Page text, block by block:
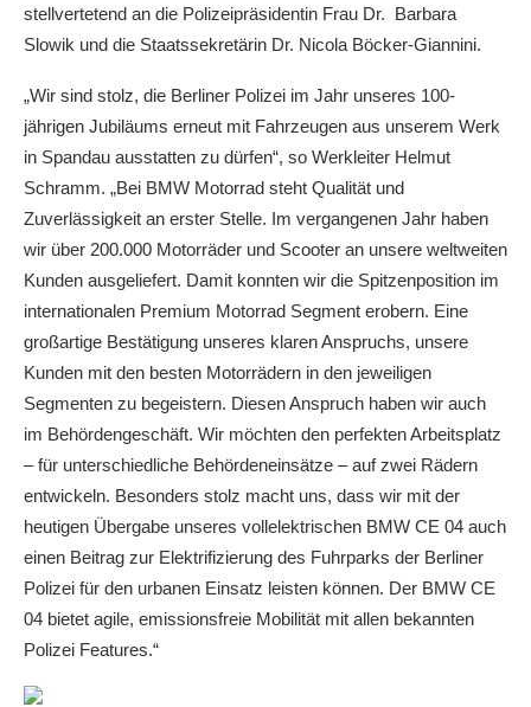
stellvertetend an die Polizeipräsidentin Frau Dr. Barbara
Slowik und die Staatssekretärin Dr. Nicola Böcker-Giannini.
„Wir sind stolz, die Berliner Polizei im Jahr unseres 100-
jährigen Jubiläums erneut mit Fahrzeugen aus unserem Werk
in Spandau ausstatten zu dürfen“, so Werkleiter Helmut
Schramm. „Bei BMW Motorrad steht Qualität und
Zuverlässigkeit an erster Stelle. Im vergangenen Jahr haben
wir über 200.000 Motorräder und Scooter an unsere weltweiten
Kunden ausgeliefert. Damit konnten wir die Spitzenposition im
internationalen Premium Motorrad Segment erobern. Eine
großartige Bestätigung unseres klaren Anspruchs, unsere
Kunden mit den besten Motorrädern in den jeweiligen
Segmenten zu begeistern. Diesen Anspruch haben wir auch
im Behördengeschäft. Wir möchten den perfekten Arbeitsplatz
– für unterschiedliche Behördeneinsätze – auf zwei Rädern
entwickeln. Besonders stolz macht uns, dass wir mit der
heutigen Übergabe unseres vollelektrischen BMW CE 04 auch
einen Beitrag zur Elektrifizierung des Fuhrparks der Berliner
Polizei für den urbanen Einsatz leisten können. Der BMW CE
04 bietet agile, emissionsfreie Mobilität mit allen bekannten
Polizei Features.“